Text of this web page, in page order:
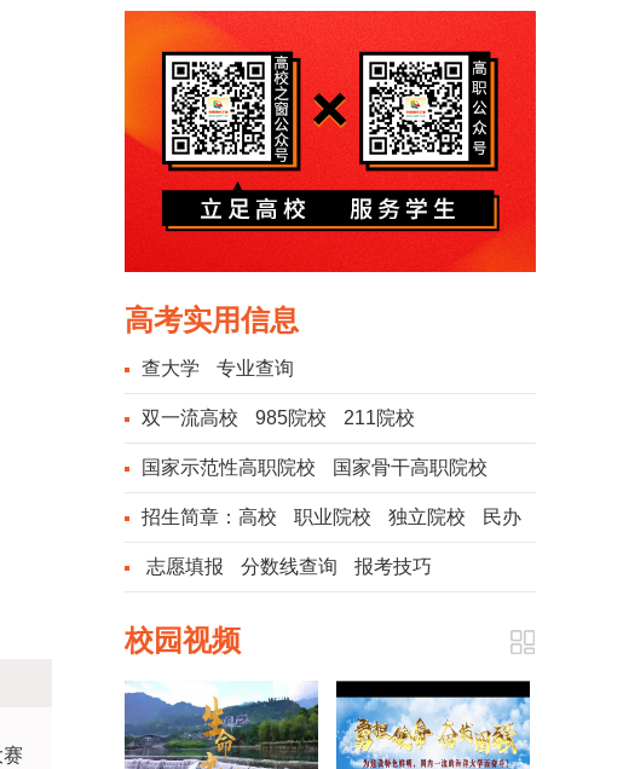
高考实用信息
查大学 专业查询
双一流高校 985院校 211院校
国家示范性高职院校 国家骨干高职院校
招生简章： 高校 职业院校 独立院校 民办
院校志愿填报 分数线查询 报考技巧
校园视频